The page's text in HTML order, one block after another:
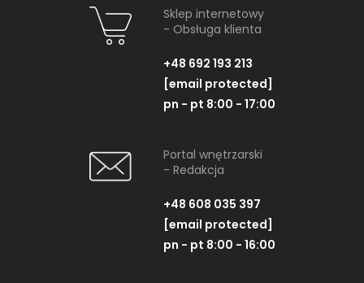
Sklep internetowy
- Obsługa klienta
+48 692 193 213
[email protected]
pn - pt 8:00 - 17:00
Portal wnętrzarski
- Redakcja
+48 608 035 397
[email protected]
pn - pt 8:00 - 16:00